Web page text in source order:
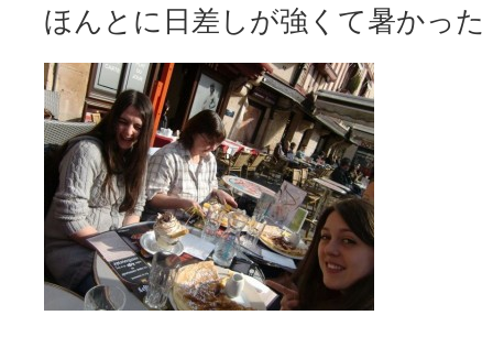
ほんとに日差しが強くて暑かった